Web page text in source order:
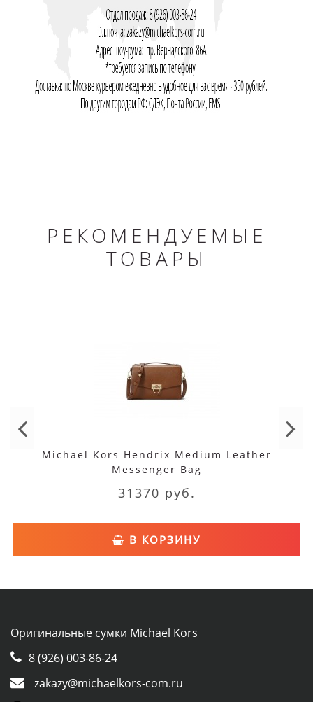
РЕКОМЕНДУЕМЫЕ
ТОВАРЫ
Michael Kors Hendrix Medium Leather
Messenger Bag
31370 руб.
В КОРЗИНУ
Оригинальные сумки Michael Kors
8 (926) 003-86-24
zakazy@michaelkors-com.ru